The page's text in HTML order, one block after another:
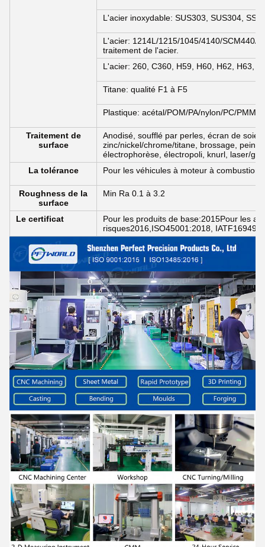
L'acier inoxydable: SUS303, SUS304,
L'acier: 1214L/1215/1045/4140/SCM440/
traitement de l'acier.
L'acier: 260, C360, H59, H60, H62, H63,
Titane: qualité F1 à F5
Plastique: acétal/POM/PA/nylon/PC/
Traitement de
surface
Anodisé, soufflé par perles, écran de soie,
zinc/nickel/chrome/titane, brossage,
électrophorèse, électropoli, knurl, laser/
La tolérance
Pour les véhicules à moteur à combustion
Roughness de la
surface
Min Ra 0.1 à 3.2
Le certificat
Pour les produits de base:2015Pour les
risques2016,ISO45001:2018,